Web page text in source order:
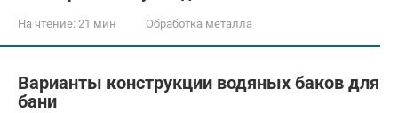
На чтение: 21 мин Обработка металла
Варианты конструкции водяных баков для
бани